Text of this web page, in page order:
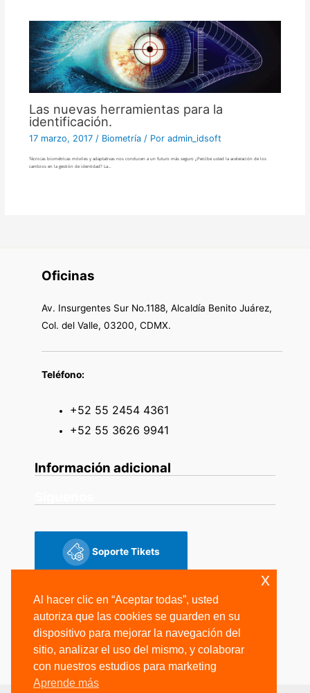
Las nuevas herramientas para la
identificación.
17 marzo, 2017 / Biometría/ Por admin_idsoft
Técnicas biométricas móviles y adaptativas nos conducen a un futuro más seguro ¿Percibe usted la aceleración de los
cambios en la gestión de identidad? La…
Oficinas
Av. Insurgentes Sur No.1188, Alcaldía Benito Juárez,
Col. del Valle, 03200, CDMX.
Teléfono:
+52 55 2454 4361
+52 55 3626 9941
Información adicional
Soporte Tikets
Al hacer clic en “Aceptar todas”, usted
autoriza que las cookies se guarden en su
dispositivo para mejorar la navegación del
sitio, analizar el uso del mismo, y colaborar
con nuestros estudios para marketing
Aprende más
x